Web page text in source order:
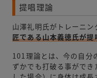
提唱理論
山澤礼明氏がトレーニ
匠である山本義徳氏が
101理論とは、今の自分
ずかでも打破る事がで